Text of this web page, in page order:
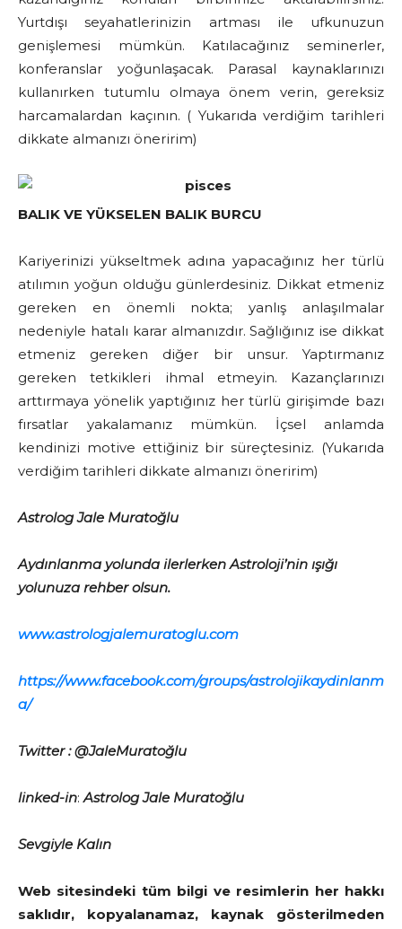
Yurtdışı seyahatlerinizin artması ile ufkunuzun
genişlemesi mümkün. Katılacağınız seminerler,
konferanslar yoğunlaşacak. Parasal kaynaklarınızı
kullanırken tutumlu olmaya önem verin, gereksiz
harcamalardan kaçının. ( Yukarıda verdiğim tarihleri
dikkate almanızı öneririm)
BALIK VE YÜKSELEN BALIK BURCU
Kariyerinizi yükseltmek adına yapacağınız her türlü
atılımın yoğun olduğu günlerdesiniz. Dikkat etmeniz
gereken en önemli nokta; yanlış anlaşılmalar
nedeniyle hatalı karar almanızdır. Sağlığınız ise dikkat
etmeniz gereken diğer bir unsur. Yaptırmanız
gereken tetkikleri ihmal etmeyin. Kazançlarınızı
arttırmaya yönelik yaptığınız her türlü girişimde bazı
fırsatlar yakalamanız mümkün. İçsel anlamda
kendinizi motive ettiğiniz bir süreçtesiniz. (Yukarıda
verdiğim tarihleri dikkate almanızı öneririm)
Astrolog Jale Muratoğlu
Aydınlanma yolunda ilerlerken Astroloji’nin ışığı
yolunuza rehber olsun.
www.astrologjalemuratoglu.com
https://www.facebook.com/groups/astrolojikaydinlanm
a/
Twitter : @JaleMuratoğlu
linked-in:Astrolog Jale Muratoğlu
Sevgiyle Kalın
Web sitesindeki tüm bilgi ve resimlerin her hakkı
saklıdır, kopyalanamaz, kaynak gösterilmeden